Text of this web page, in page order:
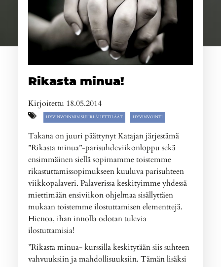
Rikasta minua!
Kirjoitettu 18.05.2014
HYVINVOINNIN SUURLÄHETTILÄÄT HYVINVOINTI
Takana on juuri päättynyt Katajan järjestämä
”Rikasta minua”-parisuhdeviikonloppu sekä
ensimmäinen siellä sopimamme toistemme
rikastuttamissopimukseen kuuluva parisuhteen
viikkopalaveri. Palaverissa keskityimme yhdessä
miettimään ensiviikon ohjelmaa sisällyttäen
mukaan toistemme ilostuttamisen elementtejä.
Hienoa, ihan innolla odotan tulevia
ilostuttamisia!
”Rikasta minua- kurssilla keskitytään siis suhteen
vahvuuksiin ja mahdollisuuksiin. Tämän lisäksi